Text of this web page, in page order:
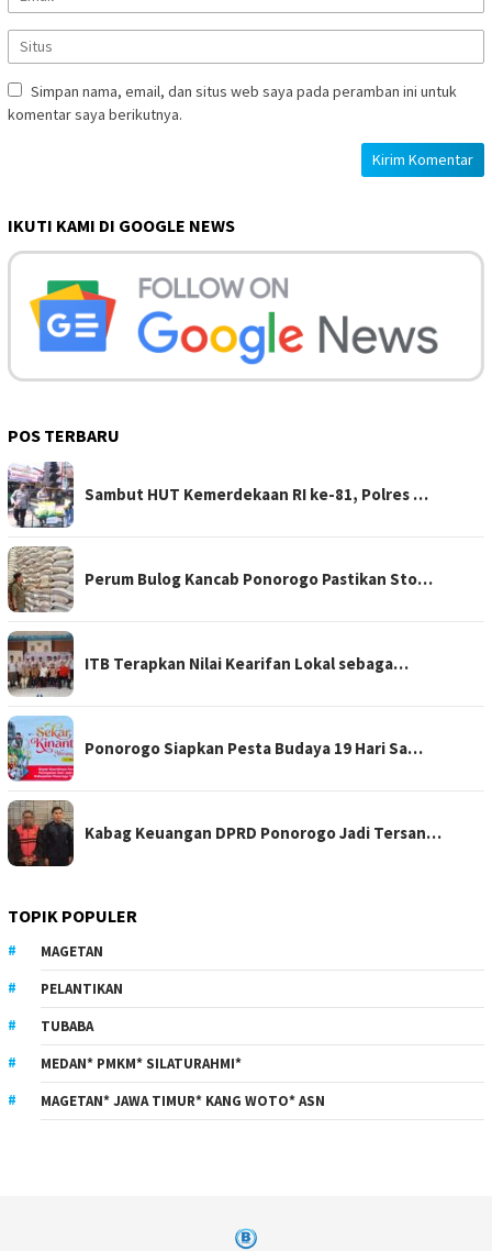
Simpan nama, email, dan situs web saya pada peramban ini untuk
komentar saya berikutnya.
IKUTI KAMI DI GOOGLE NEWS
POS TERBARU
Sambut HUT Kemerdekaan RI ke-81, Polres …
Perum Bulog Kancab Ponorogo Pastikan Sto…
ITB Terapkan Nilai Kearifan Lokal sebaga…
Ponorogo Siapkan Pesta Budaya 19 Hari Sa…
Kabag Keuangan DPRD Ponorogo Jadi Tersan…
TOPIK POPULER
MAGETAN
PELANTIKAN
TUBABA
MEDAN* PMKM* SILATURAHMI*
MAGETAN* JAWA TIMUR* KANG WOTO* ASN